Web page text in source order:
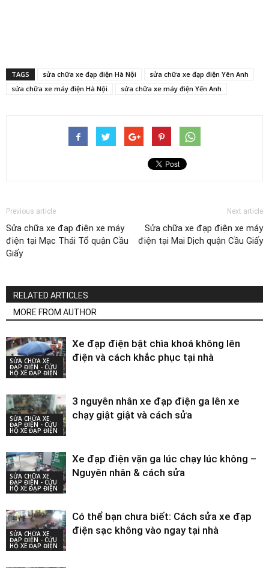
TAGS sửa chữa xe đạp điện Hà Nội
sửa chữa xe đạp điện Yên Anh
sửa chữa xe máy điện Hà Nội
sửa chữa xe máy điện Yến Anh
Previous article
Sửa chữa xe đạp điện xe máy
điện tại Mạc Thái Tổ quận Cầu
Giấy
Next article
Sửa chữa xe đạp điện xe máy
điện tại Mai Dịch quận Cầu Giấy
RELATED ARTICLES
MORE FROM AUTHOR
SỬA CHỮA XE
ĐẠP ĐIỆN - CỨU
HỘ XE ĐẠP ĐIỆN
Xe đạp điện bật chìa khoá không lên
điện và cách khắc phục tại nhà
SỬA CHỮA XE
ĐẠP ĐIỆN - CỨU
HỘ XE ĐẠP ĐIỆN
3 nguyên nhân xe đạp điện ga lên xe
chạy giật giật và cách sửa
SỬA CHỮA XE
ĐẠP ĐIỆN - CỨU
HỘ XE ĐẠP ĐIỆN
Xe đạp điện vặn ga lúc chạy lúc không –
Nguyên nhân & cách sửa
SỬA CHỮA XE
ĐẠP ĐIỆN - CỨU
HỘ XE ĐẠP ĐIỆN
Có thể bạn chưa biết: Cách sửa xe đạp
điện sạc không vào ngay tại nhà